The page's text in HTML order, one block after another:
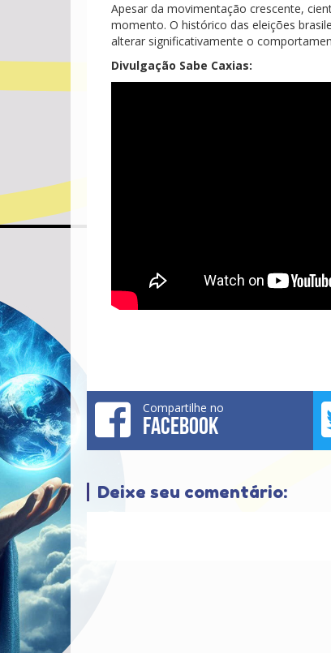
Apesar da movimentação crescente,
momento. O histórico das eleições
alterar significativamente o
Divulgação Sabe Caxias:
Compartilhe no
FACEBOOK
Deixe seu comentário: